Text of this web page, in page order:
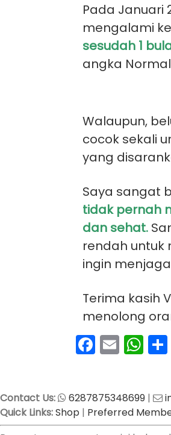
Pada Januari
mengalami
sesudah 1
angka
Walaupun,
cocok sekali
yang
Saya sangat
tidak pernah
dan sehat.
rendah untuk
ingin
Terima kasih
menolong
Email
Contact Us: 6287875348699 |
Quick Links:Shop | Preferred